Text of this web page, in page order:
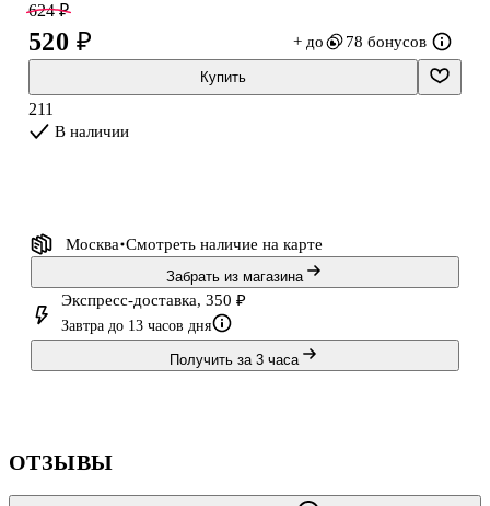
удобно хранить дома и брать с собой в рюкзак или сумку.
624 ₽
520 ₽ + до 78 бонусов
Купить
211
В наличии
Москва Смотреть наличие на карте
Забрать из магазина
Экспресс-доставка, 350 ₽
Завтра до 13 часов дня
Получить за 3 часа
ОТЗЫВЫ